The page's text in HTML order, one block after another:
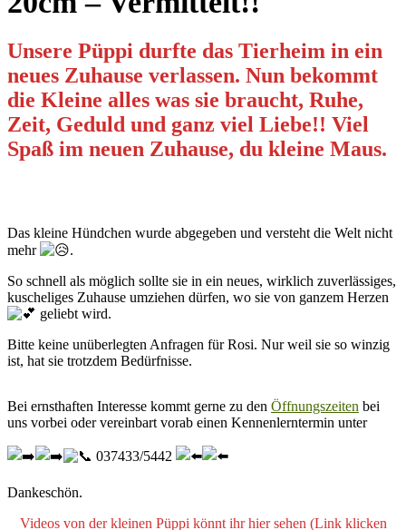
Unsere Püppi durfte das Tierheim in ein
neues Zuhause verlassen. Nun bekommt
die Kleine alles was sie braucht, Ruhe,
Zeit, Geduld und ganz viel Liebe!! Viel
Spaß im neuen Zuhause, du kleine Maus.
Das kleine Hündchen wurde abgegeben und versteht die Welt nicht
mehr
.
So schnell als möglich sollte sie in ein neues, wirklich zuverlässiges,
kuscheliges Zuhause umziehen dürfen, wo sie von ganzem Herzen
geliebt wird.
Bitte keine unüberlegten Anfragen für Rosi. Nur weil sie so winzig
ist, hat sie trotzdem Bedürfnisse.
Bei ernsthaften Interesse kommt gerne zu den Öffnungszeiten bei
uns vorbei oder vereinbart vorab einen Kennenlerntermin unter
037433/5442
Dankeschön.
Videos von der kleinen Püppi könnt ihr hier sehen (Link klicken